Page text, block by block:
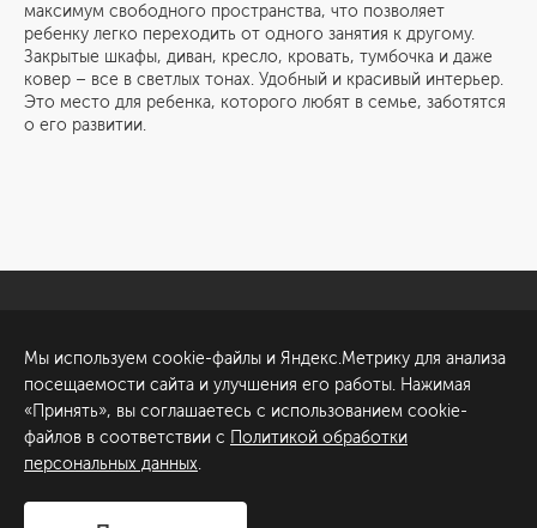
максимум свободного пространства, что позволяет
ребенку легко переходить от одного занятия к другому.
Закрытые шкафы, диван, кресло, кровать, тумбочка и даже
ковер – все в светлых тонах. Удобный и красивый интерьер.
Это место для ребенка, которого любят в семье, заботятся
о его развитии.
Обсудить проект
ул. Академика Павлова, 6
к1
+7 (812) 200-95-55
Мы используем cookie-файлы и Яндекс.Метрику для анализа
посещаемости сайта и улучшения его работы. Нажимая
«Принять», вы соглашаетесь с использованием cookie-
файлов в соответствии с Политикой обработки
персональных данных.